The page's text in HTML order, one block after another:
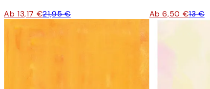
Ab 13,17 €21,95 € Ab 6,50 €13 €